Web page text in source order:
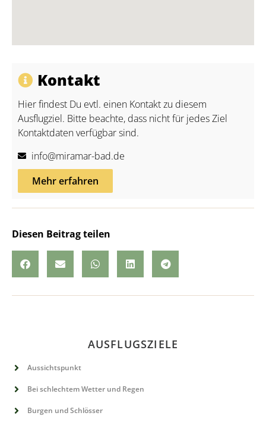
Kontakt
Hier findest Du evtl. einen Kontakt zu diesem
Ausflugziel. Bitte beachte, dass nicht für jedes Ziel
Kontaktdaten verfügbar sind.
info@miramar-bad.de
Mehr erfahren
Diesen Beitrag teilen
AUSFLUGSZIELE
Aussichtspunkt
Bei schlechtem Wetter und Regen
Burgen und Schlösser